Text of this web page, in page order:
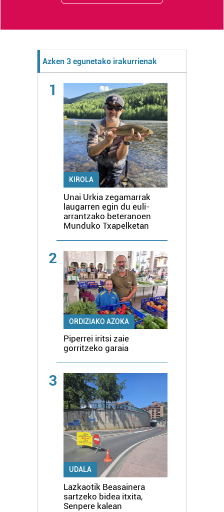
Azken 3 egunetako irakurrienak
1
KIROLA
Unai Urkia zegamarrak
laugarren egin du euli-
arrantzako beteranoen
Munduko Txapelketan
2
ORDIZIAKO AZOKA
Piperrei iritsi zaie
gorritzeko garaia
3
UDALA
Lazkaotik Beasainera
sartzeko bidea itxita,
Senpere kalean